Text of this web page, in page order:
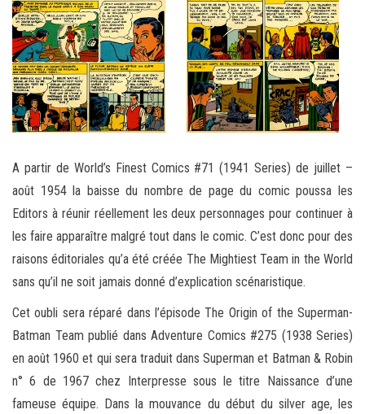
A partir de World’s Finest Comics #71 (1941 Series) de juillet –
août 1954 la baisse du nombre de page du comic poussa les
Editors à réunir réellement les deux personnages pour continuer à
les faire apparaître malgré tout dans le comic. C’est donc pour des
raisons éditoriales qu’a été créée The Mightiest Team in the World
sans qu’il ne soit jamais donné d’explication scénaristique.
Cet oubli sera réparé dans l’épisode The Origin of the Superman-
Batman Team publié dans Adventure Comics #275 (1938 Series)
en août 1960 et qui sera traduit dans Superman et Batman & Robin
n° 6 de 1967 chez Interpresse sous le titre Naissance d’une
fameuse équipe. Dans la mouvance du début du silver age, les